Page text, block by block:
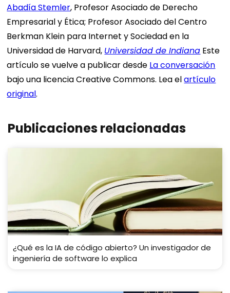
Abadía Stemler, Profesor Asociado de Derecho
Empresarial y Ética; Profesor Asociado del Centro
Berkman Klein para Internet y Sociedad en la
Universidad de Harvard, Universidad de Indiana Este
artículo se vuelve a publicar desde La conversación
bajo una licencia Creative Commons. Lea elartículo
original.
Publicaciones relacionadas
¿Qué es la IA de código abierto? Un investigador de
ingeniería de software lo explica